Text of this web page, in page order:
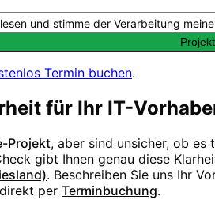
und stimme der Verarbeitung
Termin buchen.
für Ihr IT-
Projekt, aber sind unsicher, ob
gibt Ihnen genau diese
. Beschreiben Sie uns Ihr
per Terminbuchung.